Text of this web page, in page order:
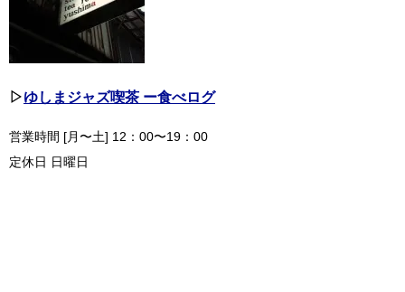
▷ゆしまジャズ喫茶 ー食べログ
営業時間 [月〜土] 12：00〜19：00
定休日 日曜日